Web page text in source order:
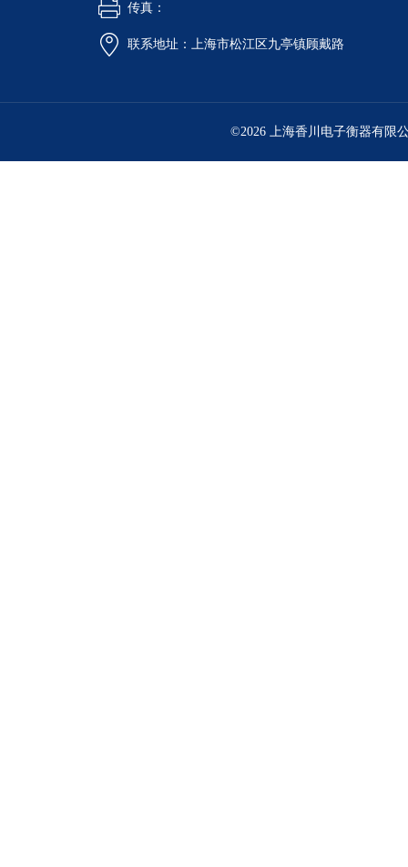
传真：
联系地址：上海市松江区九亭镇顾戴路
©2026 上海香川电子衡器有限